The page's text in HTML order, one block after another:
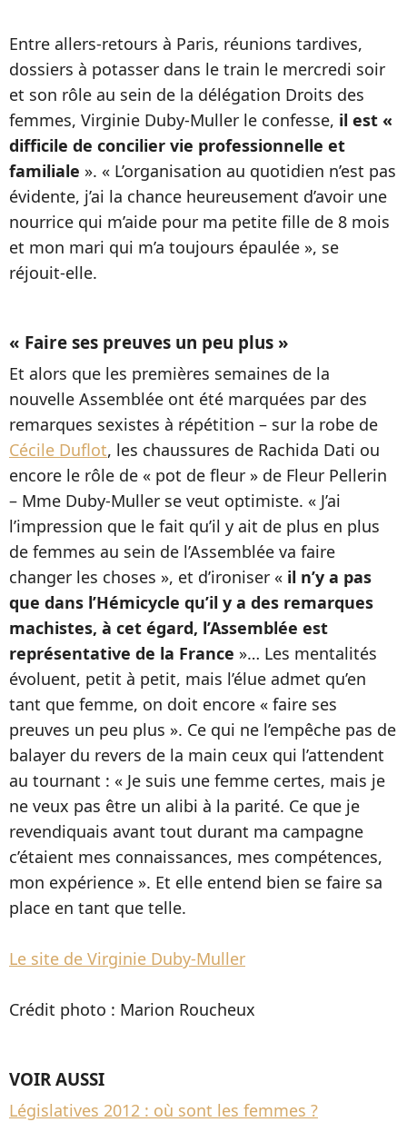
Entre allers-retours à Paris, réunions tardives,
dossiers à potasser dans le train le mercredi soir
et son rôle au sein de la délégation Droits des
femmes, Virginie Duby-Muller le confesse, il est «
difficile de concilier vie professionnelle et
familiale ». « L’organisation au quotidien n’est pas
évidente, j’ai la chance heureusement d’avoir une
nourrice qui m’aide pour ma petite fille de 8 mois
et mon mari qui m’a toujours épaulée », se
réjouit-elle.
« Faire ses preuves un peu plus »
Et alors que les premières semaines de la
nouvelle Assemblée ont été marquées par des
remarques sexistes à répétition – sur la robe de
Cécile Duflot, les chaussures de Rachida Dati ou
encore le rôle de « pot de fleur » de Fleur Pellerin
– Mme Duby-Muller se veut optimiste. « J’ai
l’impression que le fait qu’il y ait de plus en plus
de femmes au sein de l’Assemblée va faire
changer les choses », et d’ironiser « il n’y a pas
que dans l’Hémicycle qu’il y a des remarques
machistes, à cet égard, l’Assemblée est
représentative de la France »… Les mentalités
évoluent, petit à petit, mais l’élue admet qu’en
tant que femme, on doit encore « faire ses
preuves un peu plus ». Ce qui ne l’empêche pas de
balayer du revers de la main ceux qui l’attendent
au tournant : « Je suis une femme certes, mais je
ne veux pas être un alibi à la parité. Ce que je
revendiquais avant tout durant ma campagne
c’étaient mes connaissances, mes compétences,
mon expérience ». Et elle entend bien se faire sa
place en tant que telle.
Le site de Virginie Duby-Muller
Crédit photo : Marion Roucheux
VOIR AUSSI
Législatives 2012 : où sont les femmes ?